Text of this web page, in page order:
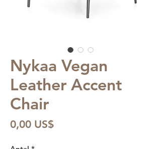
Nykaa Vegan
Leather Accent
Chair
0,00 US$Pris